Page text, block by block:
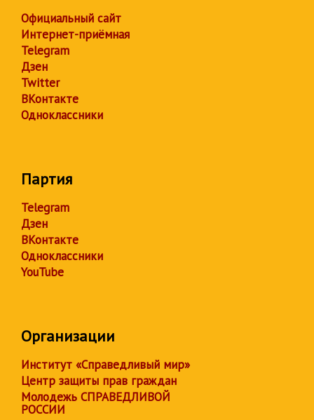
Официальный сайт
Интернет-приёмная
Telegram
Дзен
Twitter
ВКонтакте
Одноклассники
Партия
Telegram
Дзен
ВКонтакте
Одноклассники
YouTube
Организации
Институт «Справедливый мир»
Центр защиты прав граждан
Молодежь СПРАВЕДЛИВОЙ
РОССИИ